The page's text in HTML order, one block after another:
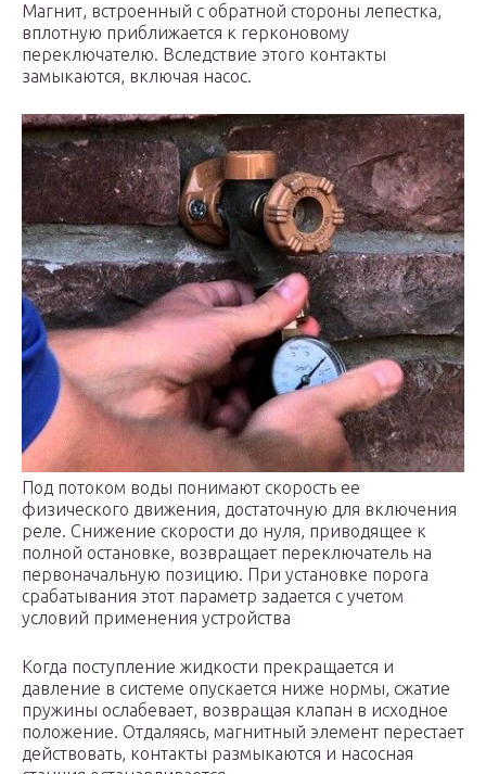
Магнит, встроенный с обратной стороны лепестка,
вплотную приближается к герконовому
переключателю. Вследствие этого контакты
замыкаются, включая насос.
Под потоком воды понимают скорость ее
физического движения, достаточную для включения
реле. Снижение скорости до нуля, приводящее к
полной остановке, возвращает переключатель на
первоначальную позицию. При установке порога
срабатывания этот параметр задается с учетом
условий применения устройства
Когда поступление жидкости прекращается и
давление в системе опускается ниже нормы, сжатие
пружины ослабевает, возвращая клапан в исходное
положение. Отдаляясь, магнитный элемент перестает
действовать, контакты размыкаются и насосная